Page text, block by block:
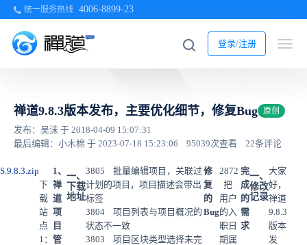
统一服务热线 4006-8899-23
登录/注册
禅道9.8.3版本发布，主要优化细节，修复Bug 原创
发布：吴沫 于 2018-04-09 15:07:31
最后编辑：小木棉 于 2023-07-18 15:23:06
95039次查看 22条评论
大家
好，
禅道
9.8.3
版本
发
一、
修改
记录
完
成
的
需
求
2872
把
用户
的入
职日
期属
修
复
的
Bug
3805 批量编辑项目，关联过
计划的项目，项目描述会带出
标签
3804 项目列表与项目概况的
状态不一致
3803 项目区块类型选择未完
一、
下载
地址
1、
禅
道
项
目
管
下
载
站
点
1：